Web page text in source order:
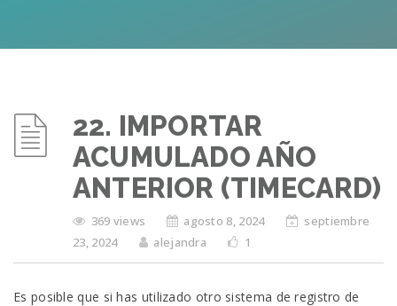
22. IMPORTAR
ACUMULADO AÑO
ANTERIOR (TIMECARD)
369 views agosto 8, 2024
septiembre
23, 2024
alejandra 1
Es posible que si has utilizado otro sistema de registro de